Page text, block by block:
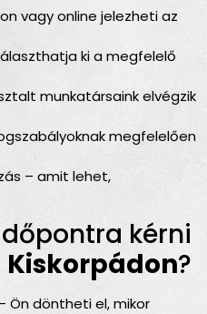
vagy online jelezheti az
ki a megfelelő
munkatársaink elvégzik
megfelelően
– amit lehet,
kérni
Kiskorpádon?
Ön döntheti el, mikor